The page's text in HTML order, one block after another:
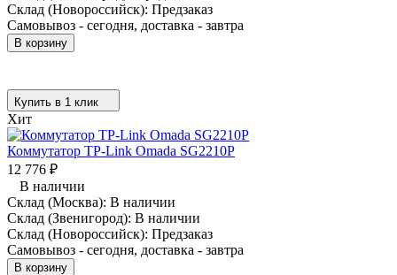
Склад (Новороссийск): Предзаказ
Самовывоз - сегодня, доставка - завтра
В корзину
Купить в 1 клик
Хит
Коммутатор TP-Link Omada SG2210P
12 776 ₽
В наличии
Склад (Москва): В наличии
Склад (Звенигород): В наличии
Склад (Новороссийск): Предзаказ
Самовывоз - сегодня, доставка - завтра
В корзину